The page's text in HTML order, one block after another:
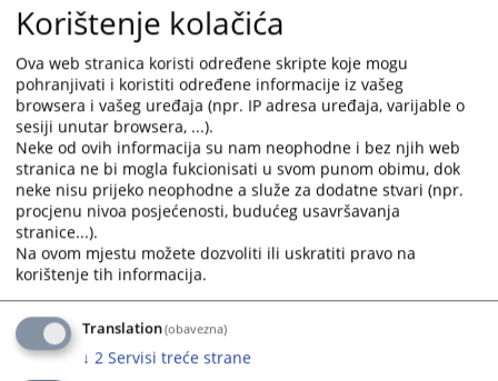
pisarnici na određenom mjestu pod nadzorom
referenta za upravljanje predmetima.
2160PREGLEDA
Korištenje kolačića
Ova web stranica koristi određene skripte koje mogu
pohranjivati i koristiti određene informacije iz vašeg
browsera i vašeg uređaja (npr. IP adresa uređaja, varijable o
sesiji unutar browsera, ...).
Neke od ovih informacija su nam neophodne i bez njih web
stranica ne bi mogla fukcionisati u svom punom obimu, dok
neke nisu prijeko neophodne a služe za dodatne stvari (npr.
procjenu nivoa posjećenosti, budućeg usavršavanja
stranice...).
Na ovom mjestu možete dozvoliti ili uskratiti pravo na
korištenje tih informacija.
Translation(obavezna)
↓ 2 Servisi treće strane